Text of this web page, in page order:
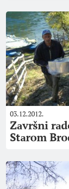
03.12.2012.
Zаvršni
Stаrom